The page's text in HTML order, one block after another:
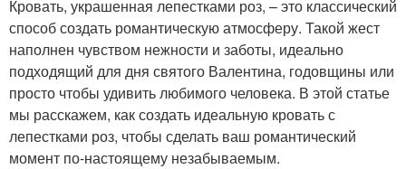
Кровать, украшенная лепестками роз, – это классический
способ создать романтическую атмосферу. Такой жест
наполнен чувством нежности и заботы, идеально
подходящий для дня святого Валентина, годовщины или
просто чтобы удивить любимого человека. В этой статье
мы расскажем, как создать идеальную кровать с
лепестками роз, чтобы сделать ваш романтический
момент по-настоящему незабываемым.